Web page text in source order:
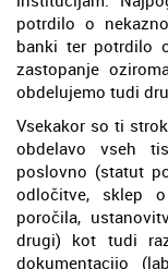
potrdilo o
banki ter potrdilo
zastopanje
obdelujemo tudi
Vsekakor so ti
obdelavo vseh
poslovno (statut
odločitve, sklep
poročila,
drugi) kot tudi
dokumentacijo